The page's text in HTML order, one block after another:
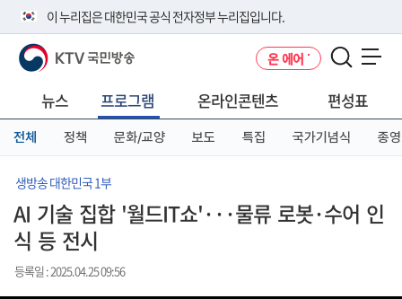
이 누리집은 대한민국 공식 전자정부 누리집입니다.
공식 누리집 주소 확인하기
니다.
이밖에 or.kr 또는 .kr등 다른 도메인 주소를 사용하고 있다면 아래 URL에
서 도메인 주소를 확인해 보세요
KTV 국민방송 온 에어
뉴스 프로그램 온라인콘텐츠 편성표
전체 정책 문화/교양 보도 특집 국가기념식 종영
생방송 대한민국 1부
AI 기술 집합 '월드IT쇼'···물류 로봇·수어 인
식 등 전시
등록일 : 2025.04.25 09:56